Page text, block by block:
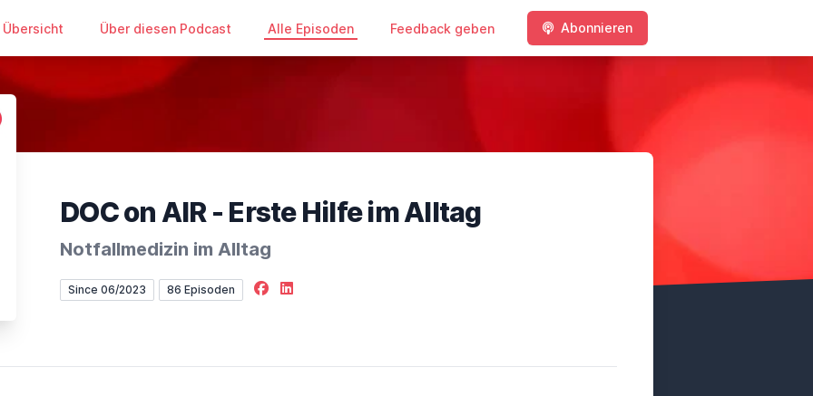
Übersicht Über diesen Podcast Alle Episoden Feedback geben Abonnieren
DOC on AIR - Erste Hilfe im Alltag
Notfallmedizin im Alltag
Since 06/2023 86 Episoden Facebook
LinkedIn